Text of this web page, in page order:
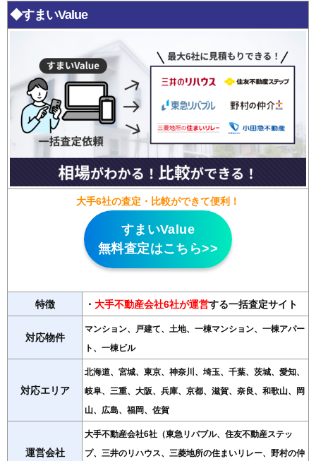
◆すまいValue
大手6社の査定・比較ができて便利！
すまいValue
無料査定はこちら>>
特徴 ・ 大手不動産会社6社が運営する一括査定サイト
対応物件
マンション、戸建て、土地、一棟マンション、一棟アパー
ト、一棟ビル
対応エリア
北海道、宮城、東京、神奈川、埼玉、千葉、茨城、愛知、
岐阜、三重、大阪、兵庫、京都、滋賀、奈良、和歌山、岡
山、広島、福岡、佐賀
運営会社
大手不動産会社6社（東急リバブル、住友不動産ステッ
プ、三井のリハウス、三菱地所の住まいリレー、野村の仲